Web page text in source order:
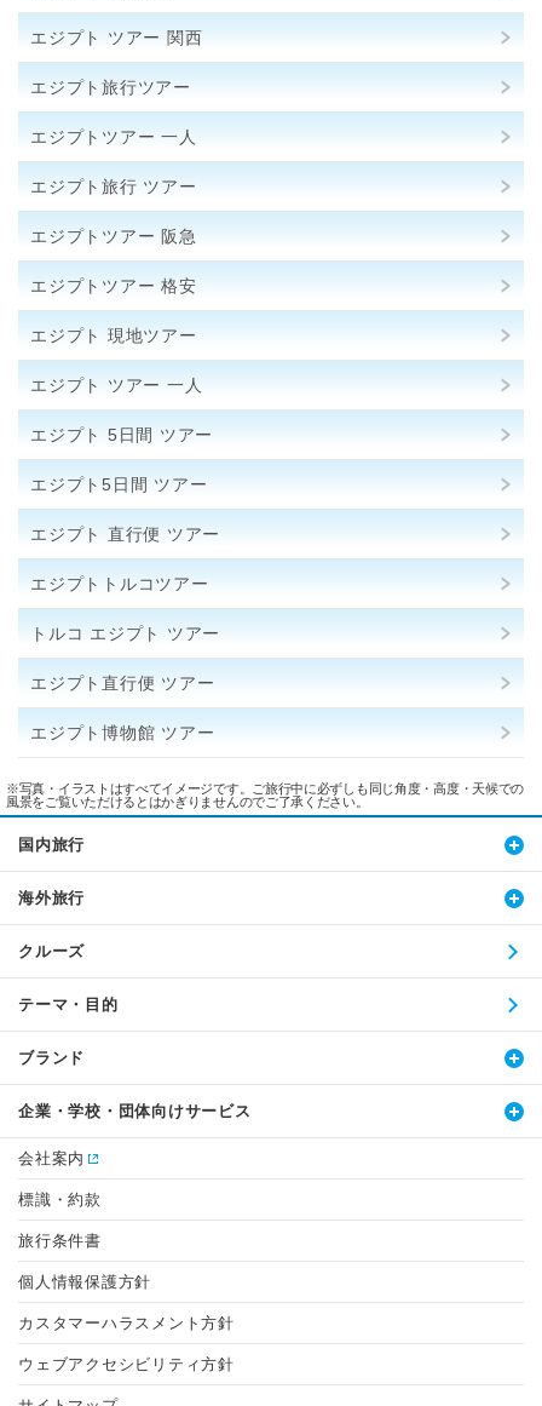
エジプト ツアー 関西
エジプト旅行ツアー
エジプトツアー 一人
エジプト旅行 ツアー
エジプトツアー 阪急
エジプトツアー 格安
エジプト 現地ツアー
エジプト ツアー 一人
エジプト 5日間 ツアー
エジプト5日間 ツアー
エジプト 直行便 ツアー
エジプトトルコツアー
トルコ エジプト ツアー
エジプト直行便 ツアー
エジプト博物館 ツアー
※写真・イラストはすべてイメージです。ご旅行中に必ずしも同じ角度・高度・天候での
風景をご覧いただけるとはかぎりませんのでご了承ください。
国内旅行
海外旅行
クルーズ
テーマ・目的
ブランド
企業・学校・団体向けサービス
会社案内
標識・約款
旅行条件書
個人情報保護方針
カスタマーハラスメント方針
ウェブアクセシビリティ方針